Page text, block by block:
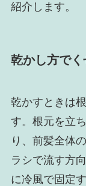
紹介します。
乾かし方で
乾かすときは
す。根元を立
り、前髪全体
ラシで流す方
に冷風で固定